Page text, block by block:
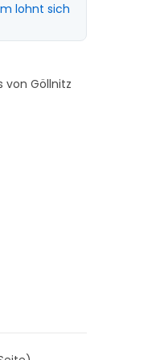
lohnt sich
von Göllnitz